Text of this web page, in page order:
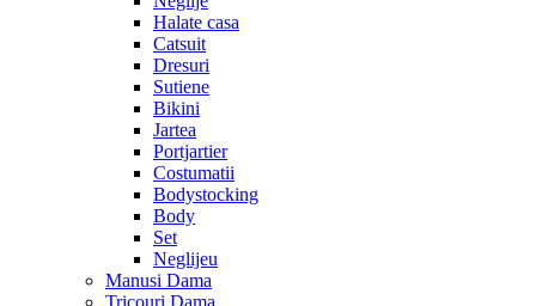
Halate casa
Catsuit
Dresuri
Sutiene
Bikini
Jartea
Portjartier
Costumatii
Bodystocking
Body
Set
Neglijeu
Manusi Dama
Tricouri Dama